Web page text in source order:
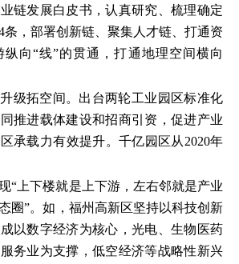
链发展白皮书，认真研究、梳理确定
条，部署创新链、聚集人才链、打通资
向“线”的贯通，打通地理空间横向
级拓空间。出台两轮工业园区标准化
推进载体建设和招商引资，促进产业
承载力有效提升。千亿园区从2020年
“上下楼就是上下游，左右邻就是产业
圈”。如，福州高新区坚持以科技创新
以数字经济为核心，光电、生物医药
务业为支撑，低空经济等战略性新兴